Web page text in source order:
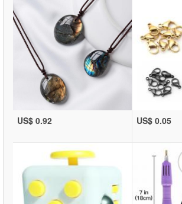
US$ 0.92 US$ 0.05